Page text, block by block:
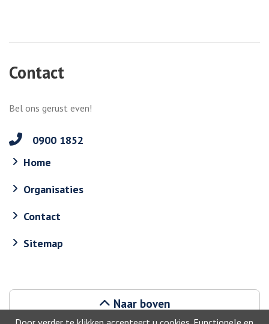
Contact
Bel ons gerust even!
0900 1852
Home
Organisaties
Contact
Sitemap
Naar boven